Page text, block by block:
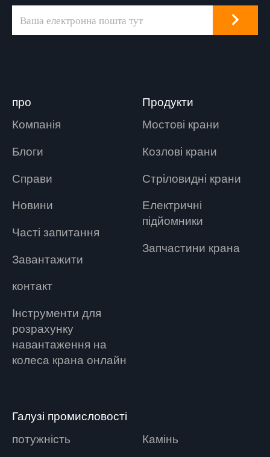
про
Компанія
Блоги
Справи
Новини
Часті запитання
Завантажити
контакт
Інструменти для
розрахунку
навантаження на
колеса крана онлайн
Продукти
Мостові крани
Козлові крани
Стріловидні крани
Електричні
підйомники
Запчастини крана
Галузі промисловості
потужність
Камінь